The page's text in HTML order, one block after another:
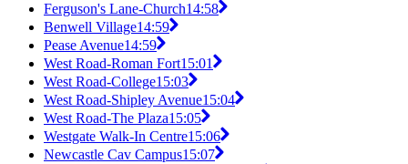
Ferguson's Lane-Church14:58
Benwell Village14:59
Pease Avenue14:59
West Road-Roman Fort15:01
West Road-College15:03
West Road-Shipley Avenue15:04
West Road-The Plaza15:05
Westgate Walk-In Centre15:06
Newcastle Cav Campus15:07